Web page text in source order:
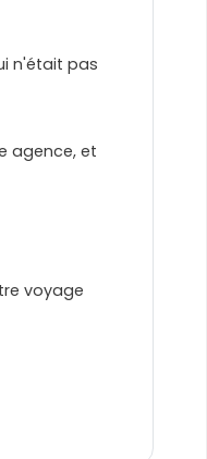
n'était pas
agence, et
voyage